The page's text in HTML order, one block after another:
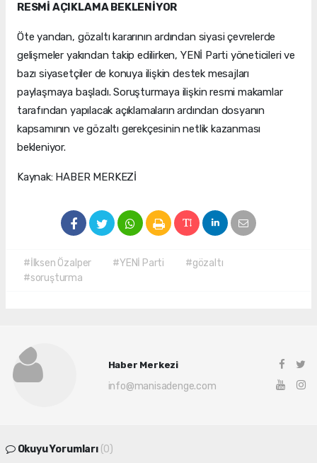
RESMİ AÇIKLAMA BEKLENİYOR
Öte yandan, gözaltı kararının ardından siyasi çevrelerde
gelişmeler yakından takip edilirken, YENİ Parti yöneticileri ve
bazı siyasetçiler de konuya ilişkin destek mesajları
paylaşmaya başladı. Soruşturmaya ilişkin resmi makamlar
tarafından yapılacak açıklamaların ardından dosyanın
kapsamının ve gözaltı gerekçesinin netlik kazanması
bekleniyor.
Kaynak: HABER MERKEZİ
#İlksen Özalper #YENİ Parti
#gözaltı
#soruşturma
Haber Merkezi
info@manisadenge.com
Okuyu Yorumları (0)